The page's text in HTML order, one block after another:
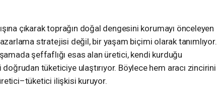
çıkarak toprağın doğal dengesini korumayı önceleyen
stratejisi değil, bir yaşam biçimi olarak tanımlıyor.
şeffaflığı esas alan üretici, kendi kurduğu
doğrudan tüketiciye ulaştırıyor. Böylece hem aracı zincirini
ilişkisi kuruyor.